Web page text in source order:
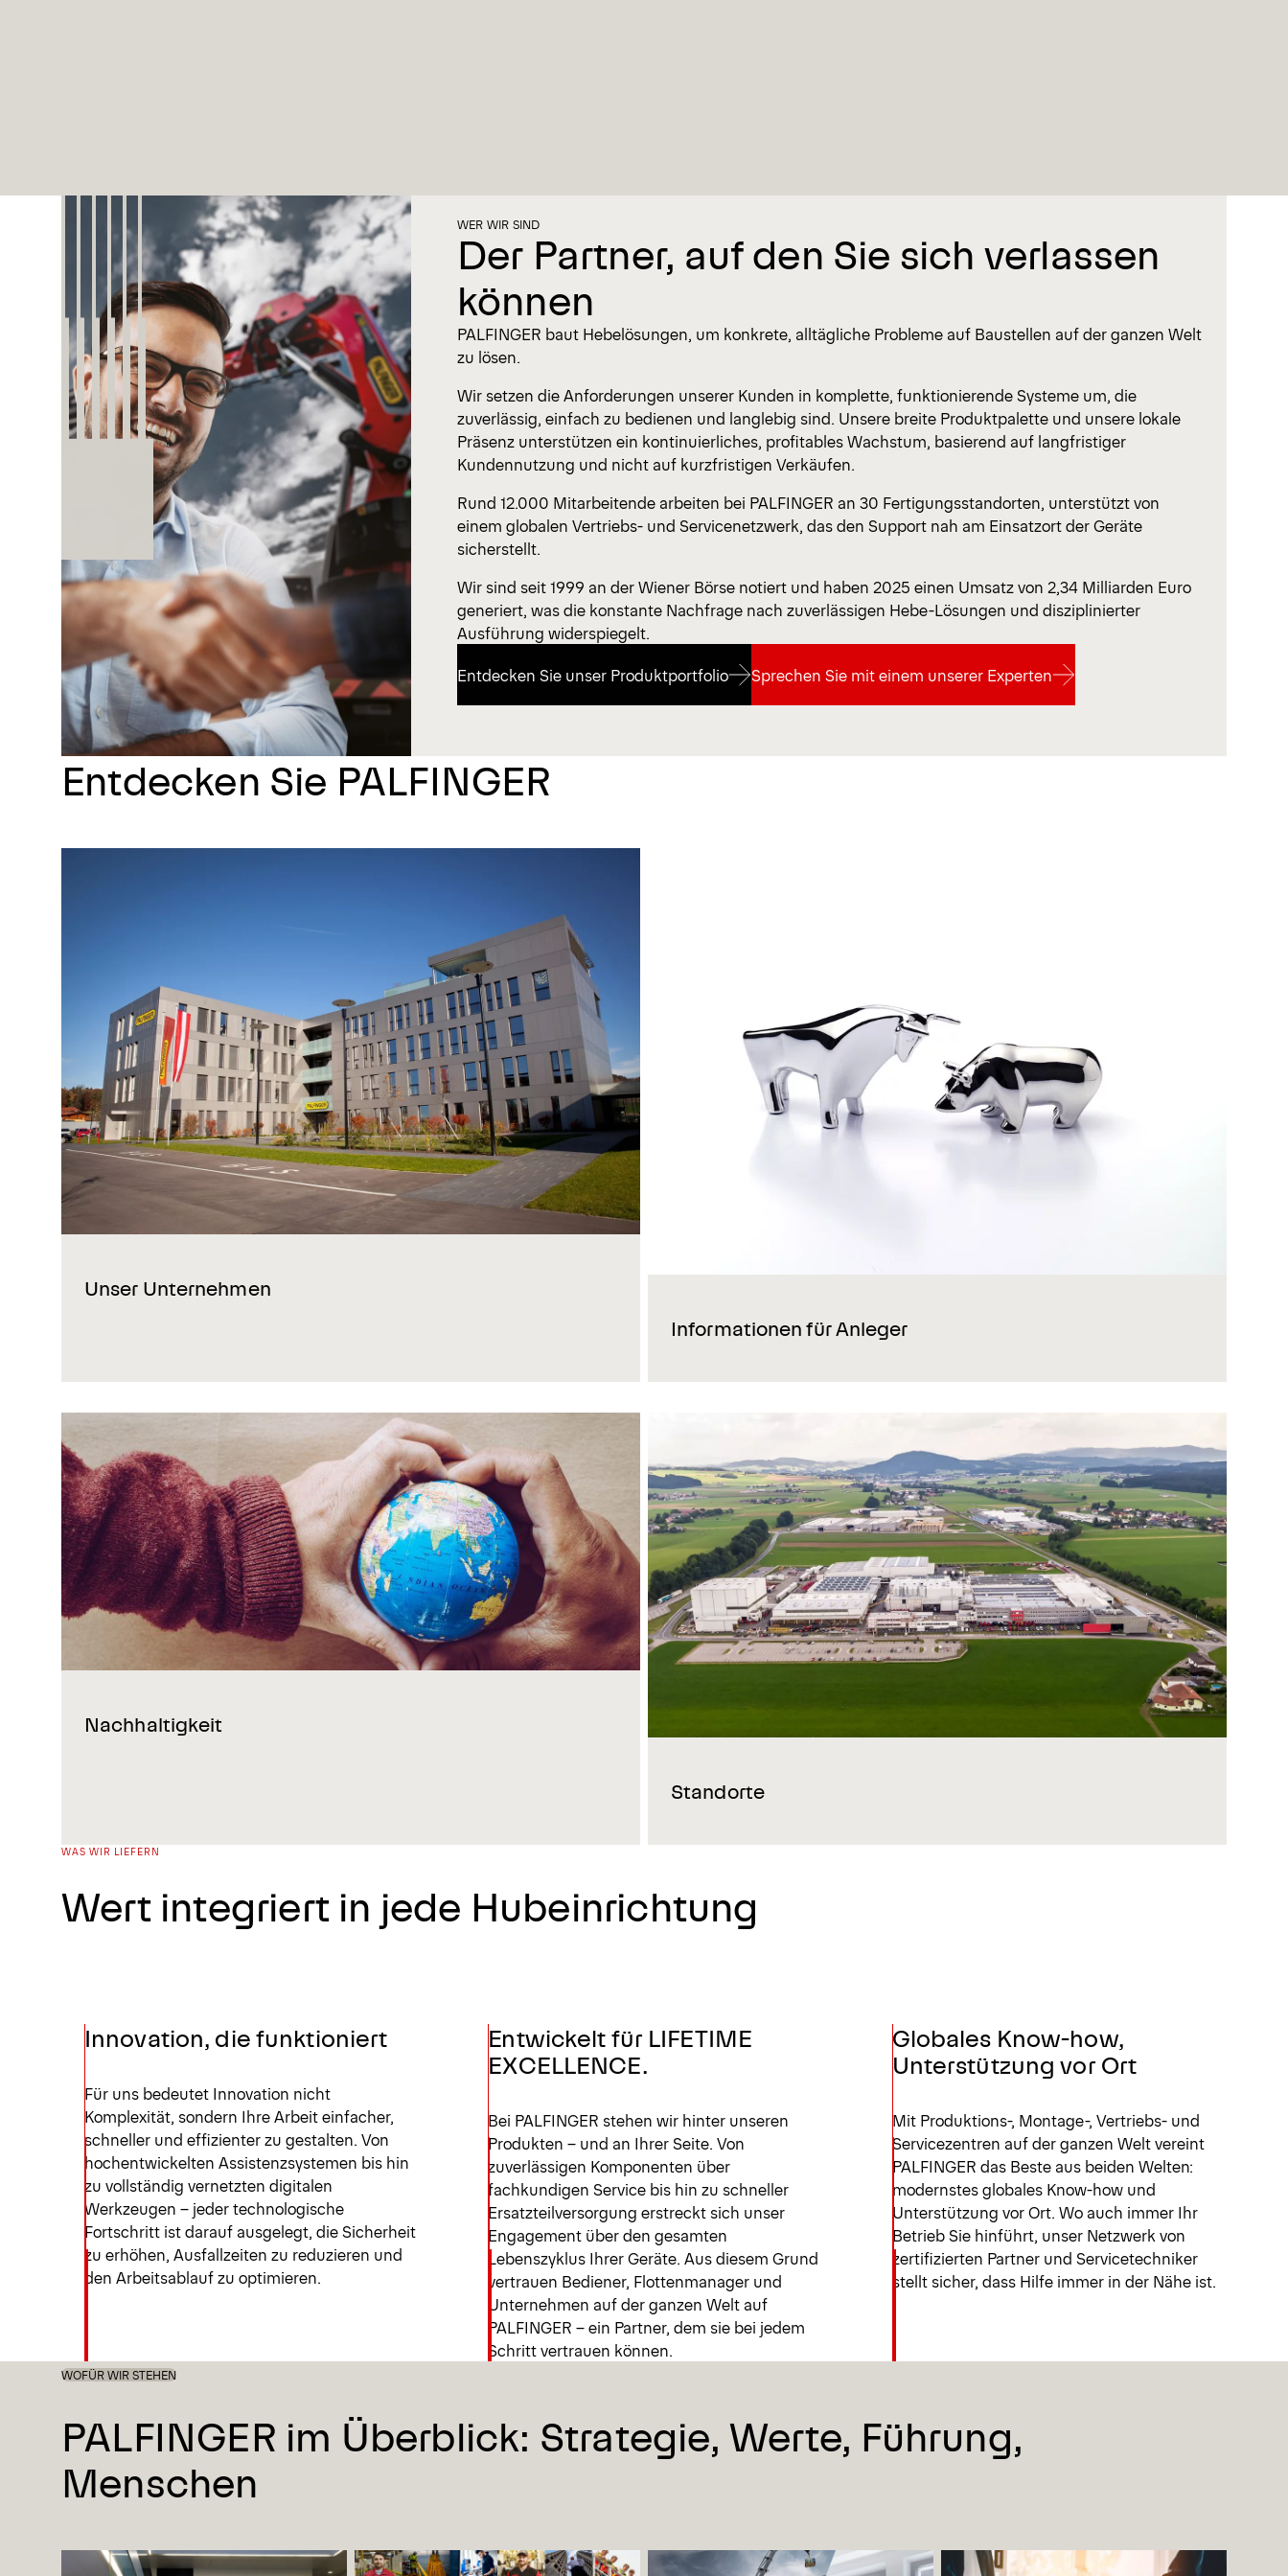
Der Partner, auf den Sie sich verlassen
können
WER WIR SIND
PALFINGER baut Hebelösungen, um konkrete, alltägliche Probleme auf Baustellen auf der ganzen Welt
zu lösen.
Wir setzen die Anforderungen unserer Kunden in komplette, funktionierende Systeme um, die
zuverlässig, einfach zu bedienen und langlebig sind. Unsere breite Produktpalette und unsere lokale
Präsenz unterstützen ein kontinuierliches, profitables Wachstum, basierend auf langfristiger
Kundennutzung und nicht auf kurzfristigen Verkäufen.
Rund 12.000 Mitarbeitende arbeiten bei PALFINGER an 30 Fertigungsstandorten, unterstützt von
einem globalen Vertriebs- und Servicenetzwerk, das den Support nah am Einsatzort der Geräte
sicherstellt.
Wir sind seit 1999 an der Wiener Börse notiert und haben 2025 einen Umsatz von 2,34 Milliarden Euro
generiert, was die konstante Nachfrage nach zuverlässigen Hebe-Lösungen und disziplinierter
Ausführung widerspiegelt.
Entdecken Sie unser Produktportfolio
Sprechen Sie mit einem unserer Experten
Entdecken Sie PALFINGER
Unser Unternehmen
Informationen für Anleger
Nachhaltigkeit
Standorte
WAS WIR LIEFERN
Wert integriert in jede Hubeinrichtung
Innovation, die funktioniert
Für uns bedeutet Innovation nicht
Komplexität, sondern Ihre Arbeit einfacher,
schneller und effizienter zu gestalten. Von
hochentwickelten Assistenzsystemen bis hin
zu vollständig vernetzten digitalen
Werkzeugen – jeder technologische
Fortschritt ist darauf ausgelegt, die Sicherheit
zu erhöhen, Ausfallzeiten zu reduzieren und
den Arbeitsablauf zu optimieren.
Entwickelt für LIFETIME
EXCELLENCE.
Bei PALFINGER stehen wir hinter unseren
Produkten – und an Ihrer Seite. Von
zuverlässigen Komponenten über
fachkundigen Service bis hin zu schneller
Ersatzteilversorgung erstreckt sich unser
Engagement über den gesamten
Lebenszyklus Ihrer Geräte. Aus diesem Grund
vertrauen Bediener, Flottenmanager und
Unternehmen auf der ganzen Welt auf
PALFINGER – ein Partner, dem sie bei jedem
Schritt vertrauen können.
Globales Know-how,
Unterstützung vor Ort
Mit Produktions-, Montage-, Vertriebs- und
Servicezentren auf der ganzen Welt vereint
PALFINGER das Beste aus beiden Welten:
modernstes globales Know-how und
Unterstützung vor Ort. Wo auch immer Ihr
Betrieb Sie hinführt, unser Netzwerk von
zertifizierten Partner und Servicetechniker
stellt sicher, dass Hilfe immer in der Nähe ist.
WOFÜR WIR STEHEN
PALFINGER im Überblick: Strategie, Werte, Führung,
Menschen